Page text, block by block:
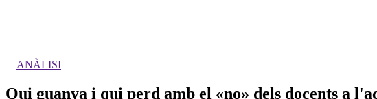
ANÀLISI
Qui guanya i qui perd amb el «no» dels docents a